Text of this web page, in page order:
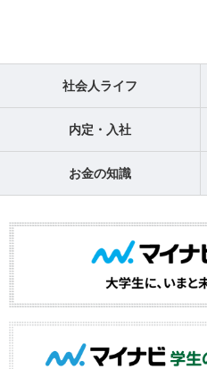
社会人ライフ
内定・入社
お金の知識